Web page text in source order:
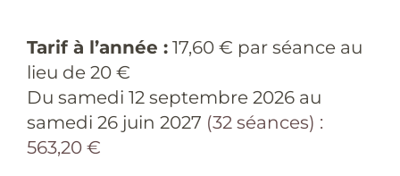
Tarif à l’année : 17,60 € par séance au
lieu de 20 €
Du samedi 12 septembre 2026 au
samedi 26 juin 2027 (32 séances) :
563,20 €